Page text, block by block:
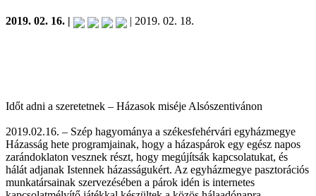
2019. 02. 16. | | 2019. 02. 18.
Időt adni a szeretetnek – Házasok miséje Alsószentivánon
2019.02.16. – Szép hagyománya a székesfehérvári egyházmegye
Házasság hete programjainak, hogy a házaspárok egy egész napos
zarándoklaton vesznek részt, hogy megújítsák kapcsolatukat, és
hálát adjanak Istennek házasságukért. Az egyházmegye pasztorációs
munkatársainak szervezésében a párok idén is internetes